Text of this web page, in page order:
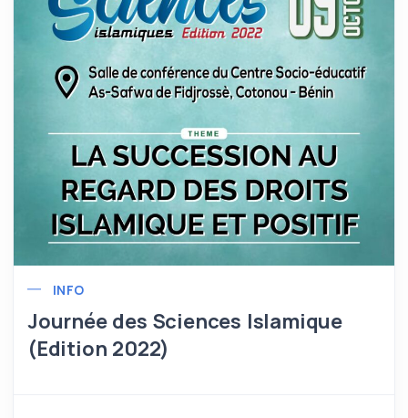
INFO
Journée des Sciences Islamique
(Edition 2022)